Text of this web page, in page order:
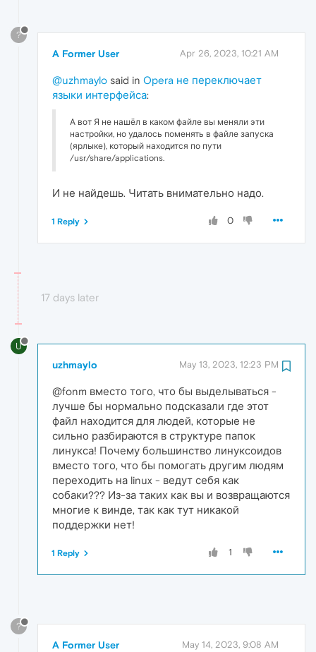
?
A Former User Apr 26, 2023, 10:21 AM
@uzhmaylo said in Opera не переключает
языки интерфейса:
А вот Я не нашёл в каком файле вы меняли эти
настройки, но удалось поменять в файле запуска
(ярлыке), который находится по пути
/usr/share/applications.
И не найдешь. Читать внимательно надо.
0
1 Reply
17 days later
U
uzhmaylo May 13, 2023, 12:23 PM
@fonm вместо того, что бы выделываться -
лучше бы нормально подсказали где этот
файл находится для людей, которые не
сильно разбираются в структуре папок
линукса! Почему большинство линуксоидов
вместо того, что бы помогать другим людям
переходить на linux - ведут себя как
собаки??? Из-за таких как вы и возвращаются
многие к винде, так как тут никакой
поддержки нет!
1
1 Reply
?
A Former User May 14, 2023, 9:08 AM